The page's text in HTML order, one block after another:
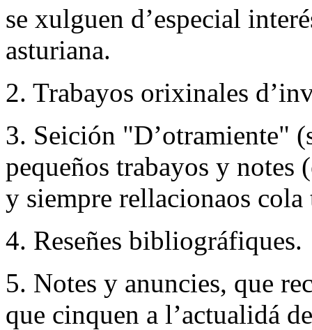
se xulguen d’especial
asturiana.
2. Trabayos orixinales
3. Seición "D’otramiente"
pequeños trabayos y notes
y siempre rellacionaos
4. Reseñes bibliográfiques.
5. Notes y anuncies, que
que cinquen a l’actualidá